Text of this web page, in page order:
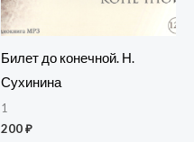
Билет до конечной. Н.
Сухинина
1
200₽